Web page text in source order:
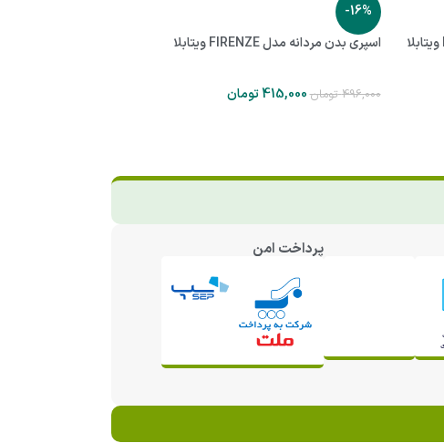
-16%
اسپری بدن مردانه مدل FIRENZE ویتابلا
496,000 تومان415,000تومان
پرداخت امن